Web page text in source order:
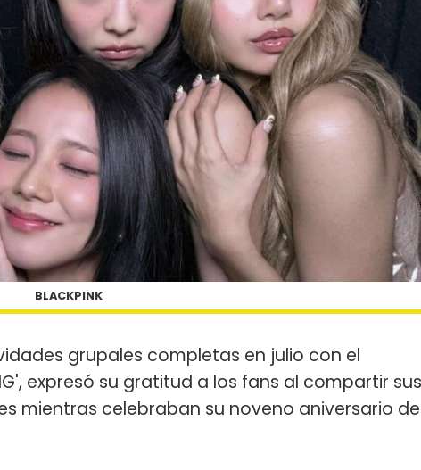
BLACKPINK
grupales completas en julio con el
expresó su gratitud a los fans al compartir sus
mientras celebraban su noveno aniversario de